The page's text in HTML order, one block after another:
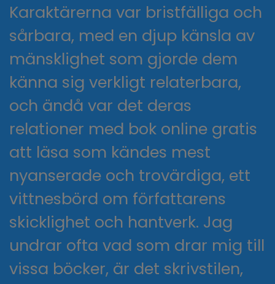
Karaktärerna var bristfälliga och
sårbara, med en djup känsla av
mänsklighet som gjorde dem
känna sig verkligt relaterbara,
och ändå var det deras
relationer med bok online gratis
att läsa som kändes mest
nyanserade och trovärdiga, ett
vittnesbörd om författarens
skicklighet och hantverk. Jag
undrar ofta vad som drar mig till
vissa böcker, är det skrivstilen,